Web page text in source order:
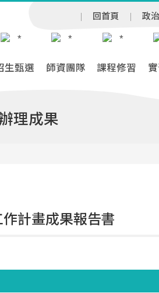
回首頁 政
生甄選 師資團隊 課程修習
理成果
計畫成果報告書